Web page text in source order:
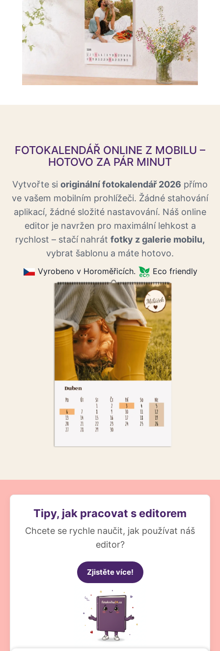
FOTOKALENDÁŘ ONLINE Z MOBILU –
HOTOVO ZA PÁR MINUT
Vytvořte si originální fotokalendář 2026 přímo
ve vašem mobilním prohlížeči. Žádné stahování
aplikací, žádné složité nastavování. Náš online
editor je navržen pro maximální lehkost a
rychlost – stačí nahrát fotky z galerie mobilu,
vybrat šablonu a máte hotovo.
Vyrobeno v Horoměřicích. Eco friendly
Tipy, jak pracovat s editorem
Chcete se rychle naučit, jak používat náš
editor?
Zjistěte více!